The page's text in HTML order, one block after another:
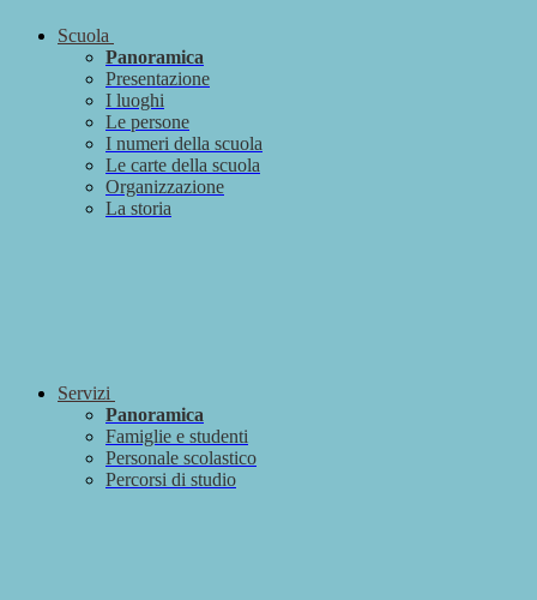
Scuola
Panoramica
Presentazione
I luoghi
Le persone
I numeri della scuola
Le carte della scuola
Organizzazione
La storia
Servizi
Panoramica
Famiglie e studenti
Personale scolastico
Percorsi di studio